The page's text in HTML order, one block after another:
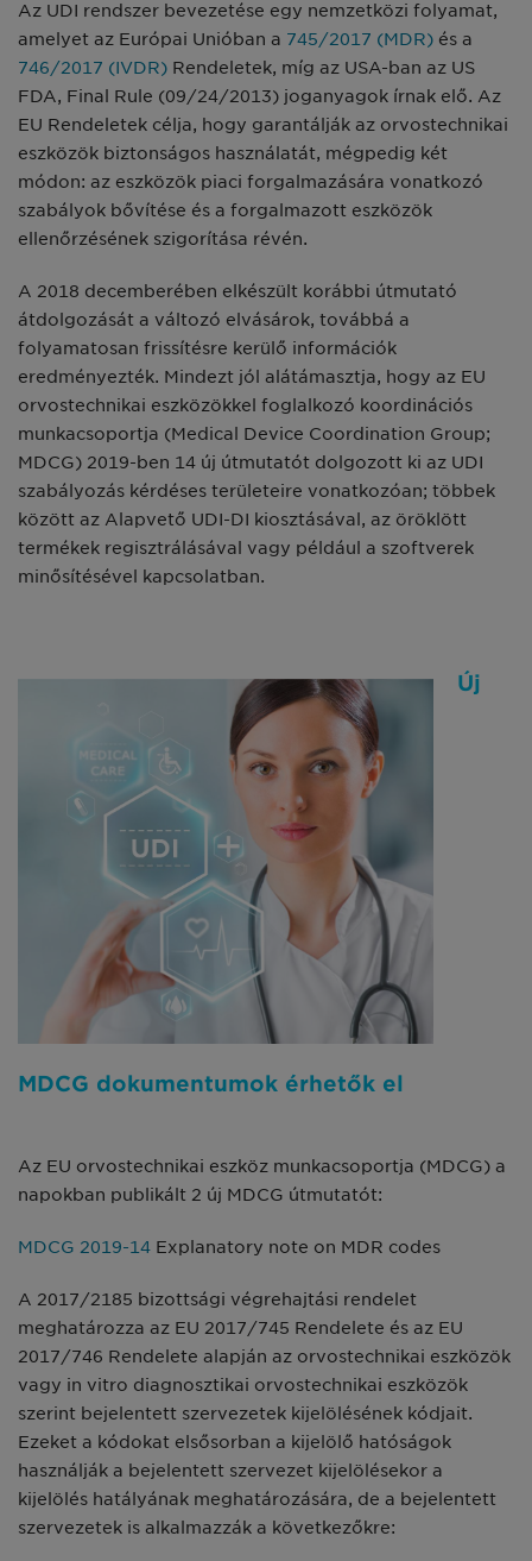
Az UDI rendszer bevezetése egy nemzetközi folyamat,
amelyet az Európai Unióban a 745/2017 (MDR) és a
746/2017 (IVDR) Rendeletek, míg az USA-ban az US
FDA, Final Rule (09/24/2013) joganyagok írnak elő. Az
EU Rendeletek célja, hogy garantálják az orvostechnikai
eszközök biztonságos használatát, mégpedig két
módon: az eszközök piaci forgalmazására vonatkozó
szabályok bővítése és a forgalmazott eszközök
ellenőrzésének szigorítása révén.
A 2018 decemberében elkészült korábbi útmutató
átdolgozását a változó elvásárok, továbbá a
folyamatosan frissítésre kerülő információk
eredményezték. Mindezt jól alátámasztja, hogy az EU
orvostechnikai eszközökkel foglalkozó koordinációs
munkacsoportja (Medical Device Coordination Group;
MDCG) 2019-ben 14 új útmutatót dolgozott ki az UDI
szabályozás kérdéses területeire vonatkozóan; többek
között az Alapvető UDI-DI kiosztásával, az öröklött
termékek regisztrálásával vagy például a szoftverek
minősítésével kapcsolatban.
Új
MDCG dokumentumok érhetők el
Az EU orvostechnikai eszköz munkacsoportja (MDCG) a
napokban publikált 2 új MDCG útmutatót:
MDCG 2019-14 Explanatory note on MDR codes
A 2017/2185 bizottsági végrehajtási rendelet
meghatározza az EU 2017/745 Rendelete és az EU
2017/746 Rendelete alapján az orvostechnikai eszközök
vagy in vitro diagnosztikai orvostechnikai eszközök
szerint bejelentett szervezetek kijelölésének kódjait.
Ezeket a kódokat elsősorban a kijelölő hatóságok
használják a bejelentett szervezet kijelölésekor a
kijelölés hatályának meghatározására, de a bejelentett
szervezetek is alkalmazzák a következőkre: